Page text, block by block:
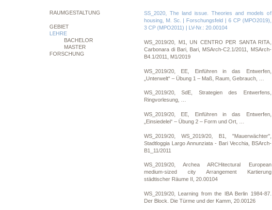
RAUMGESTALTUNG
GEBIET
LEHRE
BACHELOR
MASTER
FORSCHUNG
SS_2020, The land issue. Theories and models of
housing, M. Sc. | Forschungsfeld | 6 CP (MPO2019),
3 CP (MPO2011) | LV-Nr.: 20.00104
WS_2019/20, M1, UN CENTRO PER SANTA RITA,
Carbonara di Bari, Bari, MSArch-C2.1/2011, MSArch-
B4.1/2011, M1/2019
WS_2019/20, EE, Einführen in das Entwerfen,
„Unterwelt“ – Übung 1 – Maß, Raum, Gebrauch, …
WS_2019/20, SdE, Strategien des Entwerfens,
Ringvorlesung, …
WS_2019/20, EE, Einführen in das Entwerfen,
„Einsiedelei“ – Übung 2 – Form und Ort, …
WS_2019/20, WS_2019/20, B1, "Mauerwächter",
Stadtloggia Largo Annunziata - Bari Vecchia, BSArch-
B1_11/2011
WS_2019/20, Archea ARCHitectural European
medium-sized city Arrangement Kartierung
städtischer Räume II, 20.00104
WS_2019/20, Learning from the IBA Berlin 1984-87.
Der Block. Die Türme und der Kamm, 20.00126